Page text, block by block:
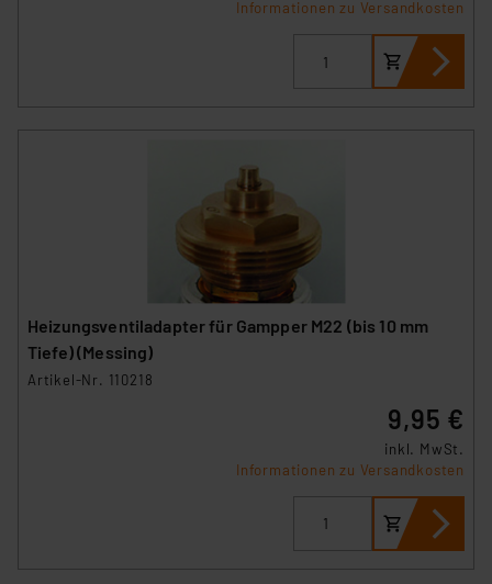
Informationen zu Versandkosten
Heizungsventiladapter für Gampper M22 (bis 10 mm
Tiefe) (Messing)
Artikel-Nr. 110218
9,95 €
inkl. MwSt.
Informationen zu Versandkosten